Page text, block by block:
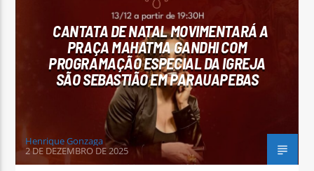
Arara Azul FM
CANTATA DE NATAL MOVIMENTARÁ A
PRAÇA MAHATMA GANDHI COM
PROGRAMAÇÃO ESPECIAL DA IGREJA
SÃO SEBASTIÃO EM PARAUAPEBAS
Henrique Gonzaga
2 DE DEZEMBRO DE 2025